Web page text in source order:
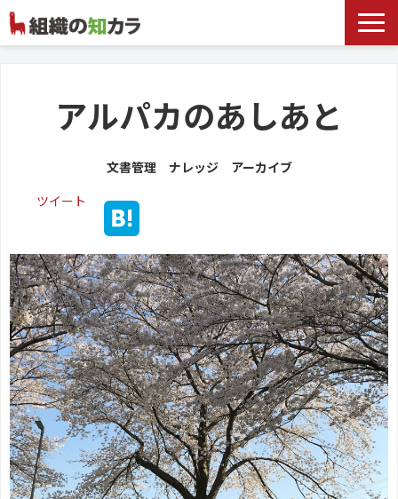
お役立ち記事
記事カテゴリ一覧
お客様事例
アルパカのあしあと
文書管理 ナレッジ アーカイブ
ツイート